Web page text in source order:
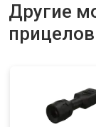
Другие
прицелов